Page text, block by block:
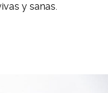
y sanas.